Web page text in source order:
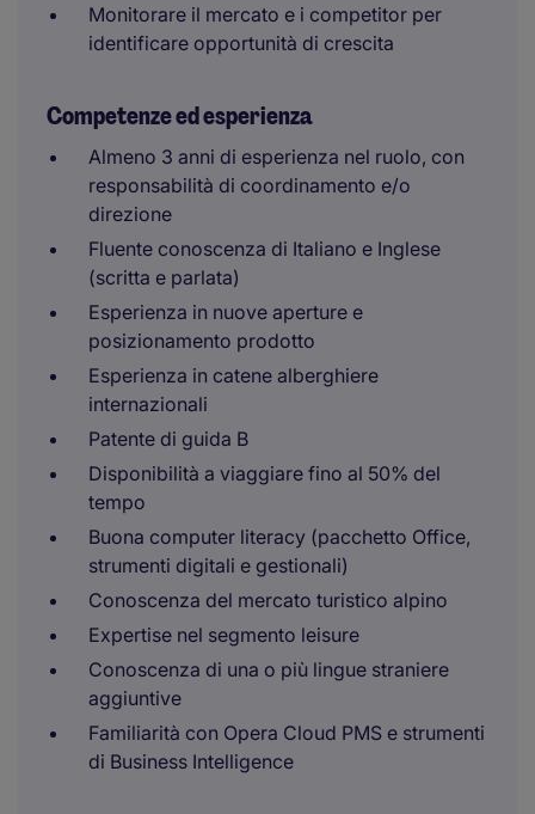
Monitorare il mercato e i competitor per
identificare opportunità di crescita
Competenze ed esperienza
Almeno 3 anni di esperienza nel ruolo, con
responsabilità di coordinamento e/o
direzione
Fluente conoscenza di Italiano e Inglese
(scritta e parlata)
Esperienza in nuove aperture e
posizionamento prodotto
Esperienza in catene alberghiere
internazionali
Patente di guida B
Disponibilità a viaggiare fino al 50% del
tempo
Buona computer literacy (pacchetto Office,
strumenti digitali e gestionali)
Conoscenza del mercato turistico alpino
Expertise nel segmento leisure
Conoscenza di una o più lingue straniere
aggiuntive
Familiarità con Opera Cloud PMS e strumenti
di Business Intelligence